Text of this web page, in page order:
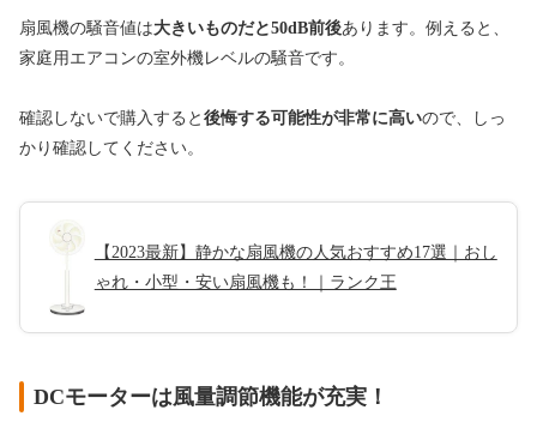
扇風機の騒音値は大きいものだと50dB前後あります。例えると、
家庭用エアコンの室外機レベルの騒音です。
確認しないで購入すると 後悔する可能性が非常に高いので、しっ
かり確認してください。
【2023最新】静かな扇風機の人気おすすめ17選｜おし
ゃれ・小型・安い扇風機も！｜ランク王
DCモーターは風量調節機能が充実！